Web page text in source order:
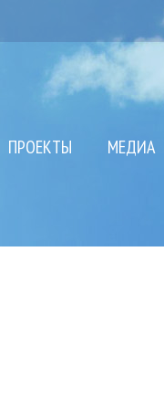
ПРОЕКТЫ МЕДИА